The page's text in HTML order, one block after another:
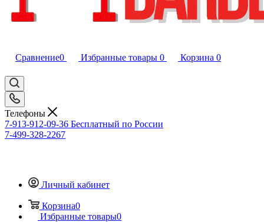
Сравнение0 Избранные товары 0 Корзина 0
Телефоны
7-913-912-09-36 Бесплатный по России
7-499-328-2267
Личный кабинет
Корзина0
Избранные товары0